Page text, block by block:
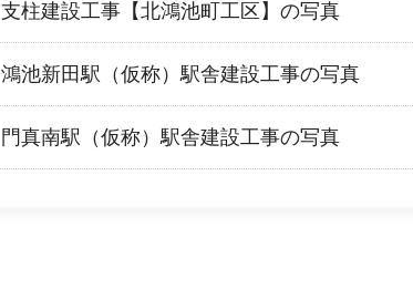
支柱建設工事【北鴻池町工区】の写真
鴻池新田駅（仮称）駅舎建設工事の写真
門真南駅（仮称）駅舎建設工事​の写真